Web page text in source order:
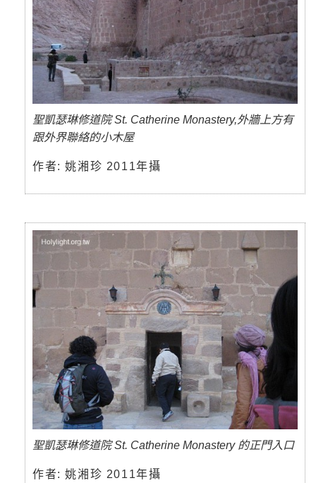
聖凱瑟琳修道院 St. Catherine Monastery,外牆上方有
跟外界聯絡的小木屋
作者: 姚湘珍 2011年攝
聖凱瑟琳修道院 St. Catherine Monastery 的正門入口
作者: 姚湘珍 2011年攝